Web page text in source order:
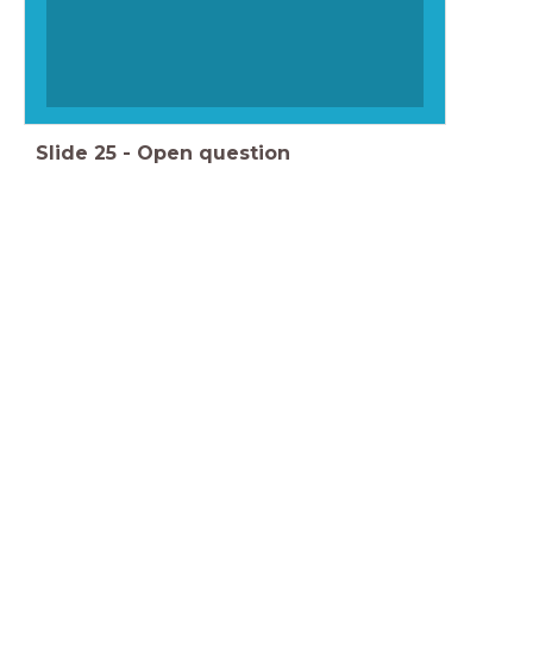
Slide 25 - Open question